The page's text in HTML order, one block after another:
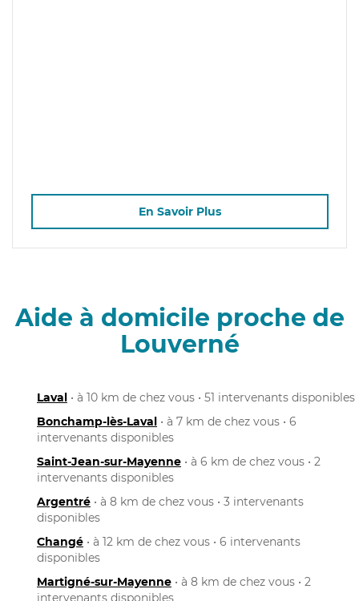
En Savoir Plus
Aide à domicile proche de
Louverné
Laval • à 10 km de chez vous • 51 intervenants disponibles
Bonchamp-lès-Laval • à 7 km de chez vous • 6
intervenants disponibles
Saint-Jean-sur-Mayenne • à 6 km de chez vous • 2
intervenants disponibles
Argentré • à 8 km de chez vous • 3 intervenants
disponibles
Changé • à 12 km de chez vous • 6 intervenants
disponibles
Martigné-sur-Mayenne • à 8 km de chez vous • 2
intervenants disponibles